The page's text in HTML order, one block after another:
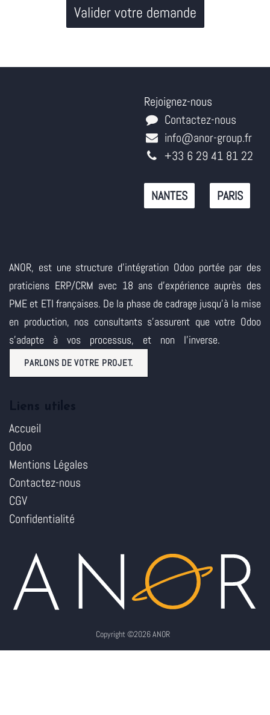
Valider votre demande
Rejoignez-nous
Contactez-nous
info@anor-group.fr
+33 6 29 41 81 22
NANTES PARIS
ANOR, est une structure d'intégration Odoo portée par des
praticiens ERP/CRM avec 18 ans d'expérience auprès des
PME et ETI françaises. De la phase de cadrage jusqu'à la mise
en production, nos consultants s'assurent que votre Odoo
s'adapte à vos processus, et non l'inverse.
PARLONS DE VOTRE PROJET.
Accueil
Odoo
Mentions Légales
Contactez-nous
CGV
Confidentialité
Copyright ©2026 ANOR